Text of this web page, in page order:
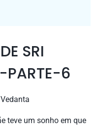
SRI
PARTE-6
teve um sonho em que